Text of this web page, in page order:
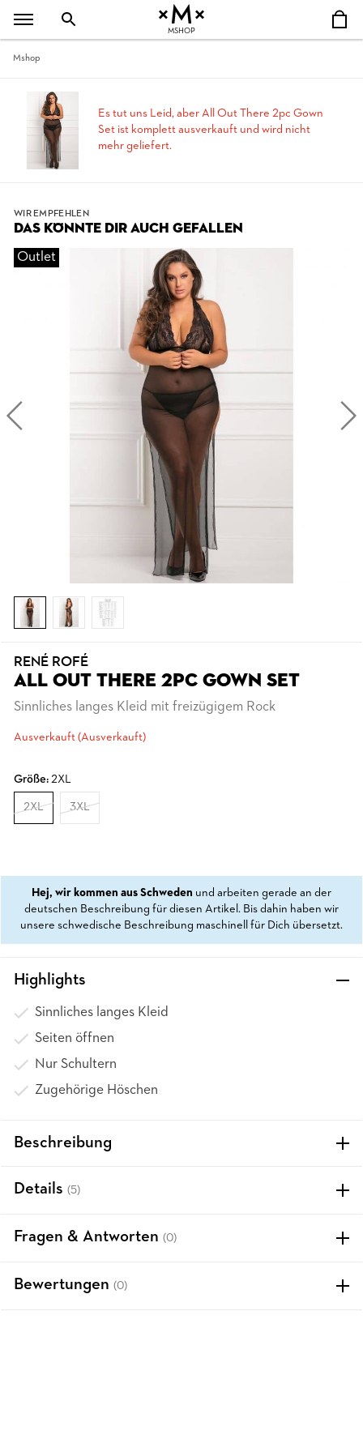
MSHOP
Mshop
Es tut uns Leid, aber All Out There 2pc Gown
Set ist komplett ausverkauft und wird nicht
mehr geliefert.
WIR EMPFEHLEN
DAS KÖNNTE DIR AUCH GEFALLEN
Outlet
RENÉ ROFÉ
ALL OUT THERE 2PC GOWN SET
Sinnliches langes Kleid mit freizügigem Rock
Ausverkauft (Ausverkauft)
Größe: 2XL
2XL 3XL
Hej, wir kommen aus Schweden und arbeiten gerade an der
deutschen Beschreibung für diesen Artikel. Bis dahin haben wir
unsere schwedische Beschreibung maschinell für Dich übersetzt.
Highlights
Sinnliches langes Kleid
Seiten öffnen
Nur Schultern
Zugehörige Höschen
Beschreibung
Details (5)
Fragen & Antworten (0)
Bewertungen (0)